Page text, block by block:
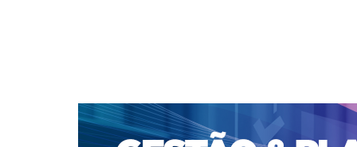
CAPA SOBRE ACESSO CADASTRO
PORTAL DE REVISTAS DA UNIFACS
SUBMISSÕES